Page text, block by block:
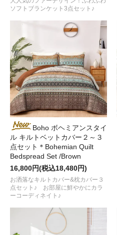
ソフトブランケット3点セット♪
Boho ボヘミアンスタイ
ル キルトベットカバー２～３
点セット＊Bohemian Quilt
Bedspread Set /Brown
16,800円(税込18,480円)
お洒落なキルトカバー&枕カバー３
点セット♪ お部屋に鮮やかにカラ
ーコーディネイト♪